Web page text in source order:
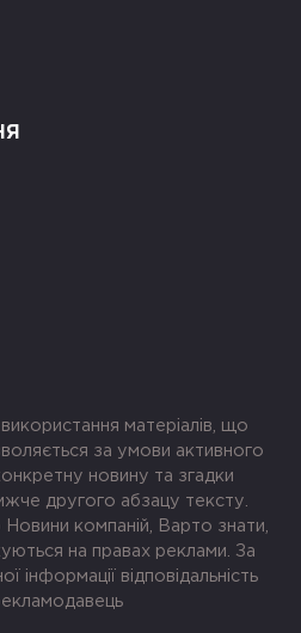
матеріалів, що
за умови активного
новину та згадки
другого абзацу тексту.
компаній, Варто знати,
на правах реклами. За
інформації відповідальність